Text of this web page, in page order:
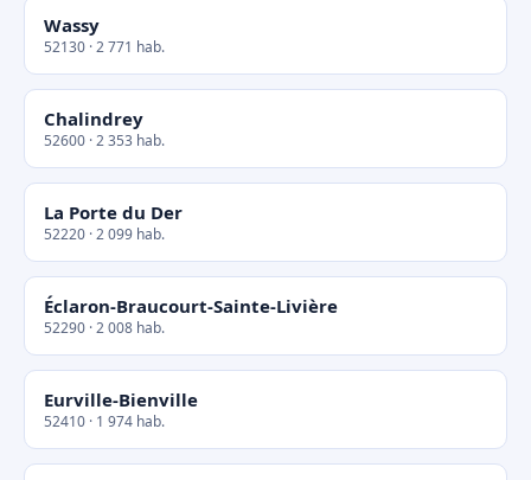
Wassy
52130 · 2 771 hab.
Chalindrey
52600 · 2 353 hab.
La Porte du Der
52220 · 2 099 hab.
Éclaron-Braucourt-Sainte-Livière
52290 · 2 008 hab.
Eurville-Bienville
52410 · 1 974 hab.